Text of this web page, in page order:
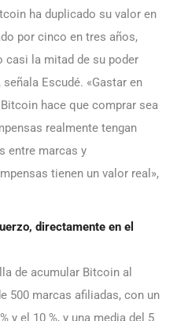
ha duplicado su valor en
por cinco en tres años,
casi la mitad de su poder
Escudé. «Gastar en
hace que comprar sea
realmente tengan
entre marcas y
tienen un valor real»,
directamente en el
de acumular Bitcoin al
500 marcas afiliadas, con un